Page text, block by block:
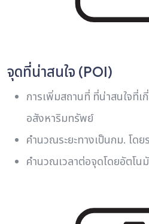
จุดที่น่าสนใจ (POI)
การเพิ่มสถานที่ ที่น่าสนใจที่
อสังหาริมทรัพย์
คํานวณระยะทางเป็นกม. โดย
คํานวณเวลาต่อจุดโดยอัตโน